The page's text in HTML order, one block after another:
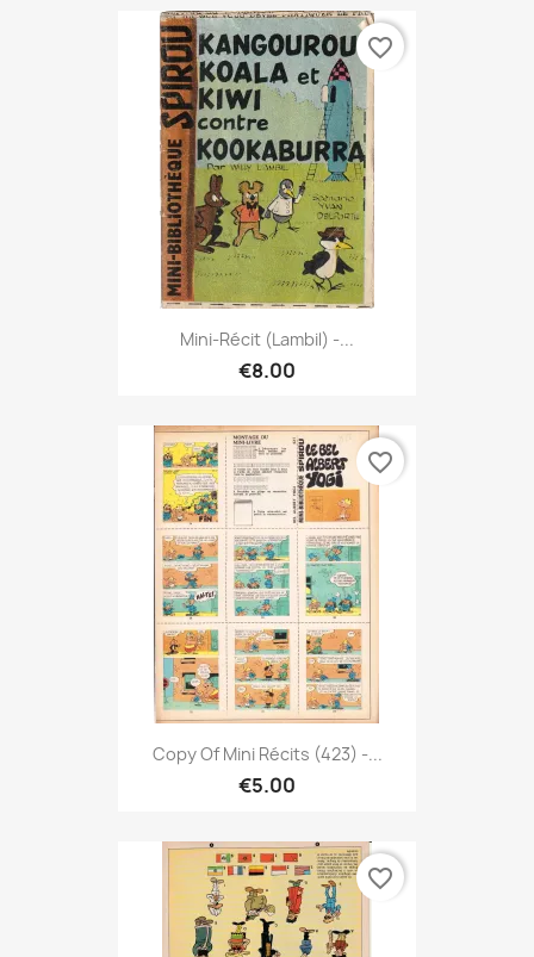
Mini-Récit (Lambil) -...
€8.00
favorite_border
Copy Of Mini Récits (423) -...
€5.00
favorite_border
favorite_border